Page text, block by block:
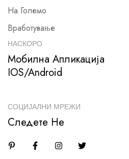
На Големо
Вработување
НАСКОРО
Мобилна Апликација
IOS/Android
СОЦИЈАЛНИ МРЕЖИ
Следете Не